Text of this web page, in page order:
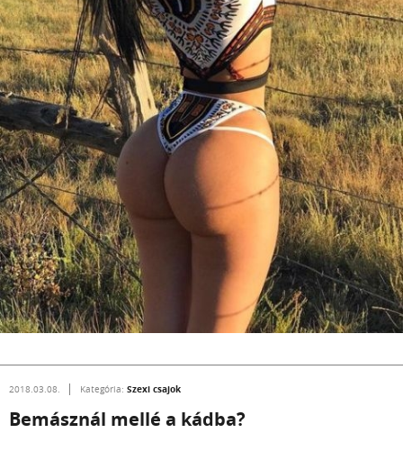
2018.03.08. Kategória: Szexi csajok
Bemásznál mellé a kádba?